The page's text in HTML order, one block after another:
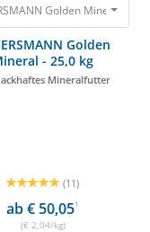
14,00 €
Golden
- 25,0 kg
Mineralfutter
(11)
ab € 50,051
(€ 2,04/kg)